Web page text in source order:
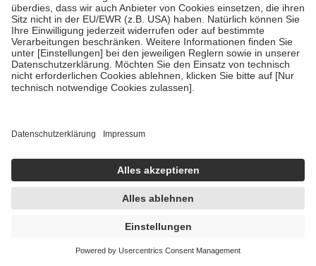
11,99 €
285,48 € / 1 kg
sofort lieferbar
In den Warenkorb
Systane HYDRATION UD